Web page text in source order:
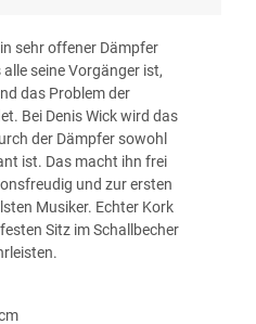
sehr offener Dämpfer
seine Vorgänger ist,
das Problem der
Bei Denis Wick wird das
der Dämpfer sowohl
ist. Das macht ihn frei
und zur ersten
Musiker. Echter Kork
Sitz im Schallbecher